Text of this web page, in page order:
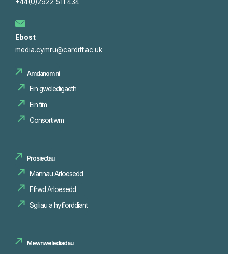
+44(0)2922 511 434
Ebost
media.cymru@cardiff.ac.uk
Amdanom ni
Ein gweledigaeth
Ein tîm
Consortiwm
Prosiectau
Mannau Arloesedd
Sgiliau a hyfforddiant
Mewnwelediadau